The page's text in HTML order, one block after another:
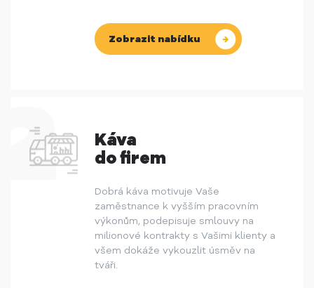
Zobrazit nabídku
Káva
do firem
Dobrá káva motivuje Vaše
zaměstnance k vyšším pracovním
výkonům, podepisuje smlouvy na
milionové kontrakty s Vašimi klienty a
všem dokáže vykouzlit úsměv na
tváři.